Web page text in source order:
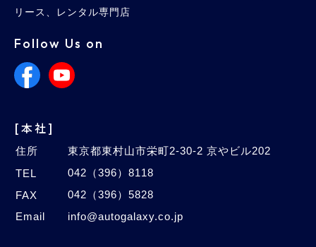
リース、レンタル専門店
Follow Us on
[本社]
住所
東京都東村山市栄町2-30-2 京やビル202
TEL
042（396）8118
FAX
042（396）5828
Email
info@autogalaxy.co.jp